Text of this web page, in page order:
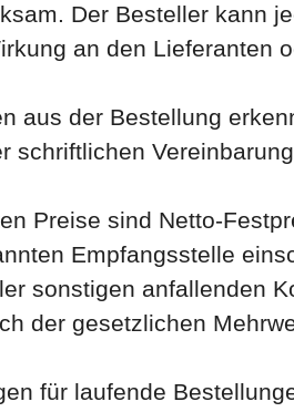
Der Besteller kann
an den Lieferanten
aus der Bestellung
schriftlichen
Preise sind Netto-
Empfangsstelle
sonstigen anfallenden
der gesetzlichen
für laufende